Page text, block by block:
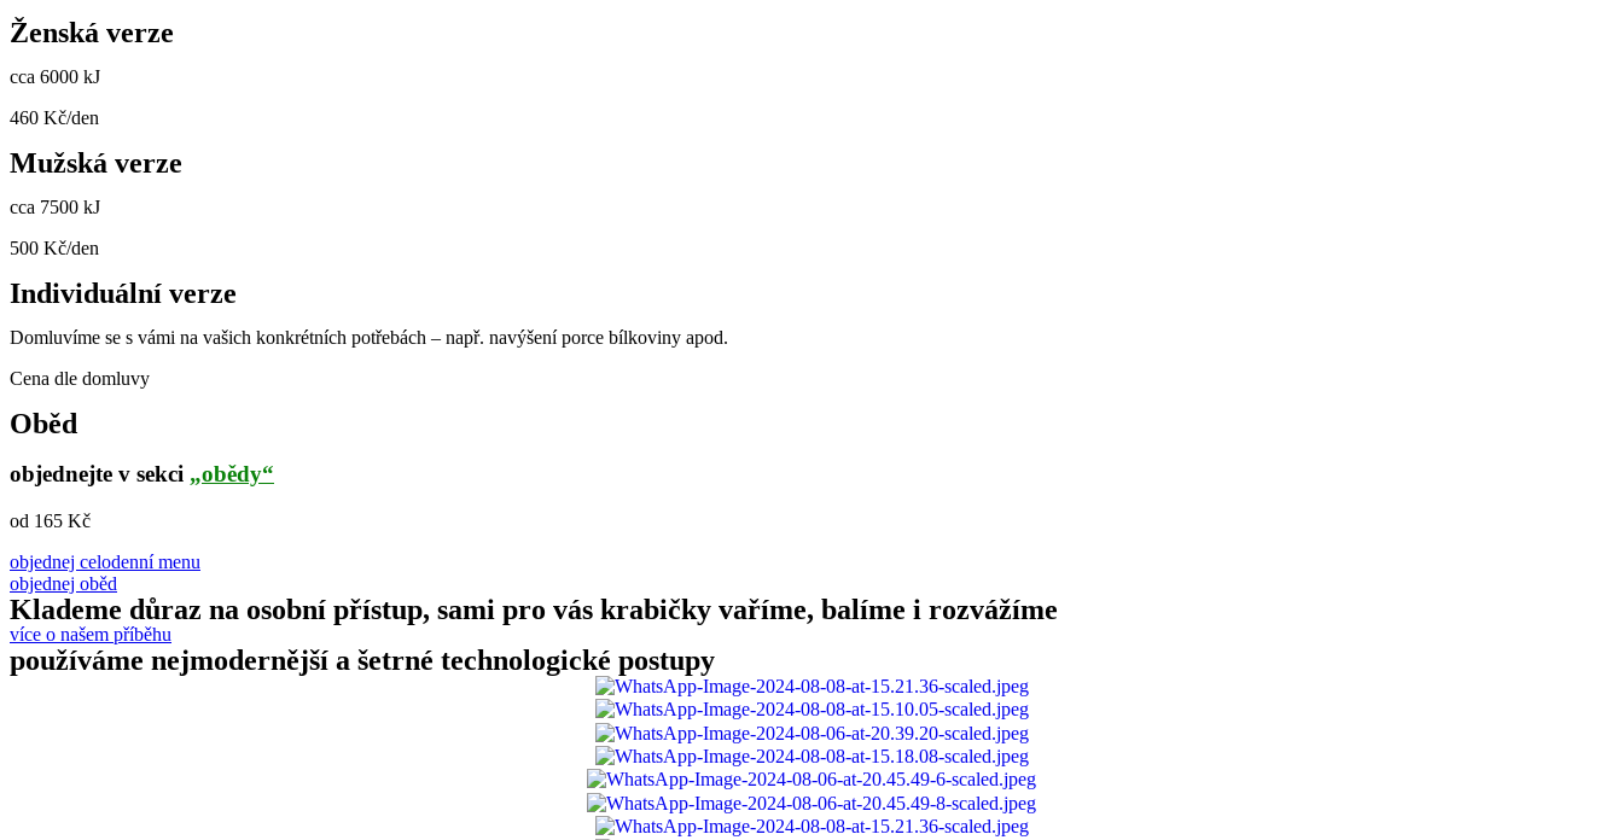
Ženská verze
cca 6000 kJ
460 Kč/den
Mužská verze
cca 7500 kJ
500 Kč/den
Individuální verze
Domluvíme se s vámi na vašich konkrétních potřebách – např. navýšení porce bílkoviny apod.
Cena dle domluvy
Oběd
objednejte v sekci „obědy“
od 165 Kč
objednej celodenní menu
objednej oběd
Klademe důraz na osobní přístup, sami pro vás krabičky vaříme, balíme i rozvážíme
více o našem příběhu
používáme nejmodernější a šetrné technologické postupy